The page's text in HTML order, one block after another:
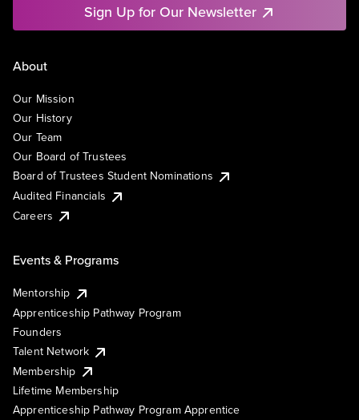
Sign Up for Our Newsletter
About
Our Mission
Our History
Our Team
Our Board of Trustees
Board of Trustees Student Nominations
Audited Financials
Careers
Events & Programs
Mentorship
Apprenticeship Pathway Program
Founders
Talent Network
Membership
Lifetime Membership
Apprenticeship Pathway Program Apprentice